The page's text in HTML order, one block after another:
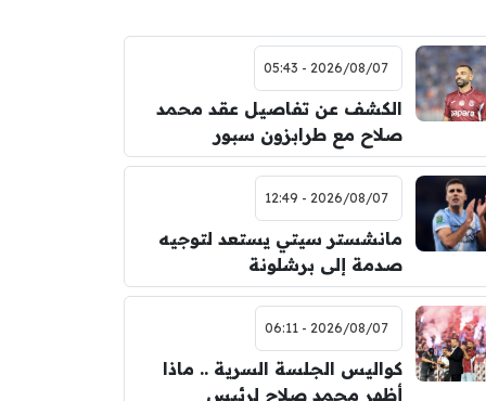
2026/08/07 - 05:43
الكشف عن تفاصيل عقد محمد
صلاح مع طرابزون سبور
2026/08/07 - 12:49
مانشستر سيتي يستعد لتوجيه
صدمة إلى برشلونة
2026/08/07 - 06:11
كواليس الجلسة السرية .. ماذا
أظهر محمد صلاح لرئيس